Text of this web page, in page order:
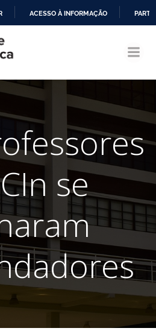
CONTEÚDO
ACESSO À INFORMAÇÃO
se